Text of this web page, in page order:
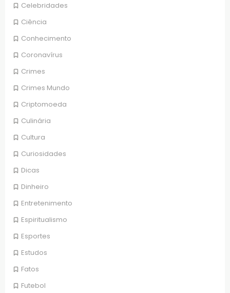
Celebridades
Ciência
Conhecimento
Coronavírus
Crimes
Crimes Mundo
Criptomoeda
Culinária
Cultura
Curiosidades
Dicas
Dinheiro
Entretenimento
Espiritualismo
Esportes
Estudos
Fatos
Futebol